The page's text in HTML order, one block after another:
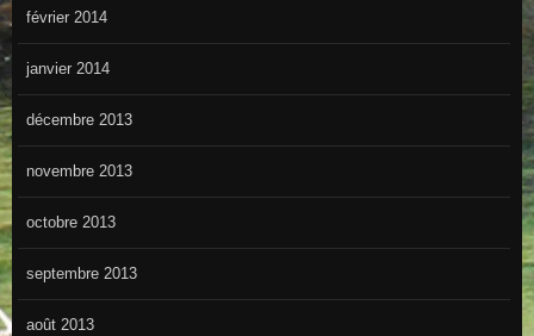
février 2014
janvier 2014
décembre 2013
novembre 2013
octobre 2013
septembre 2013
août 2013